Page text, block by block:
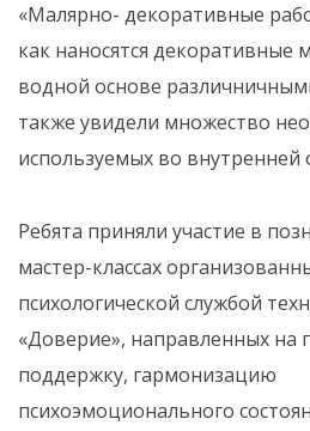
«Малярно- декоративные
как наносятся декоративные
водной основе
также увидели множество
используемых во внутренней
Ребята приняли участие в
мастер-классах
психологической службой
«Доверие», направленных на
поддержку, гармонизацию
психоэмоционального